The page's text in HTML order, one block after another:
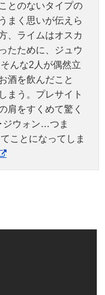
とのないタイプの
まく思いが伝えら
、ライムはオスカ
たために、ジュウ
んな2人が偶然立
酒を飲んだこと
まう。プレサイト
肩をすくめて驚く
ジウォン…つま
ことになってしま